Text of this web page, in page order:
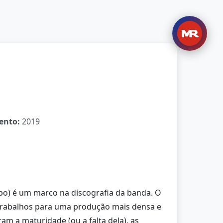
2019
é um marco na discografia da banda. O
para uma produção mais densa e
a maturidade (ou a falta dela), as